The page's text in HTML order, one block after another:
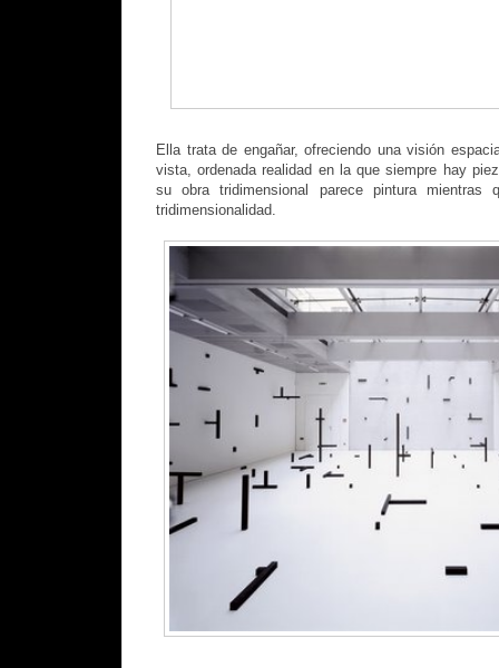
Ella trata de engañar, ofreciendo una visión
vista, ordenada realidad en la que siempre hay
su obra tridimensional parece pintura mientras
tridimensionalidad.